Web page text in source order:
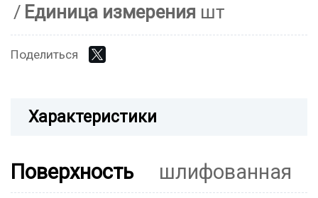
Единица измерения шт
Поделиться
Характеристики
Поверхность
шлифованная